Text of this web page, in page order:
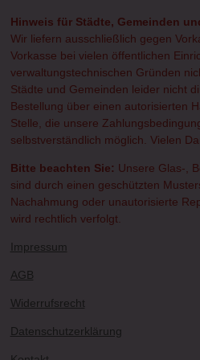
Hinweis für Städte, Gemeinden
Wir liefern ausschließlich gegen
Vorkasse bei vielen öffentlichen
verwaltungstechnischen Gründen
Städte und Gemeinden leider nicht
Bestellung über einen autorisierten
Stelle, die unsere
selbstverständlich möglich. Vielen
Bitte beachten Sie: Unsere Glas-,
sind durch einen geschützten
Nachahmung oder unautorisierte
wird rechtlich verfolgt.
Impressum
AGB
Widerrufsrecht
Datenschutzerklärung